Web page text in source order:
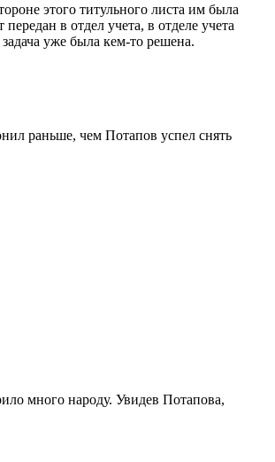
этого титульного листа им была
в отдел учета, в отделе учета
уже была кем-то решена.
раньше, чем Потапов успел снять
много народу. Увидев Потапова,